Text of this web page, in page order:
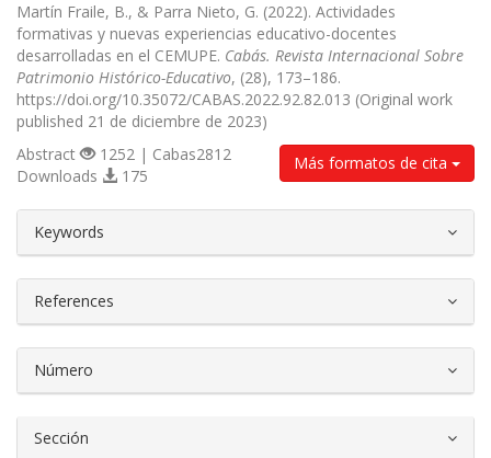
Martín Fraile, B., & Parra Nieto, G. (2022). Actividades
formativas y nuevas experiencias educativo-docentes
desarrolladas en el CEMUPE. Cabás. Revista Internacional Sobre
Patrimonio Histórico-Educativo, (28), 173–186.
https://doi.org/10.35072/CABAS.2022.92.82.013 (Original work
published 21 de diciembre de 2023)
Más formatos de cita
Abstract
1252 | Cabas2812
Downloads
175
Keywords
References
Número
Sección